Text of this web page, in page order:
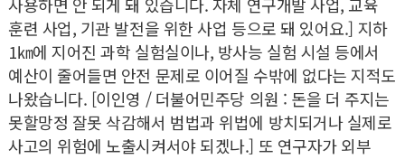
훈련 사업, 기관 발전을 위한 사업 등으로 돼 있어요.] 지하
1㎞에 지어진 과학 실험실이나, 방사능 실험 시설 등에서
예산이 줄어들면 안전 문제로 이어질 수밖에 없다는 지적도
나왔습니다. [이인영 / 더불어민주당 의원 : 돈을 더 주지는
못할망정 잘못 삭감해서 범법과 위법에 방치되거나 실제로
사고의 위험에 노출시켜서야 되겠나.] 또 연구자가 외부